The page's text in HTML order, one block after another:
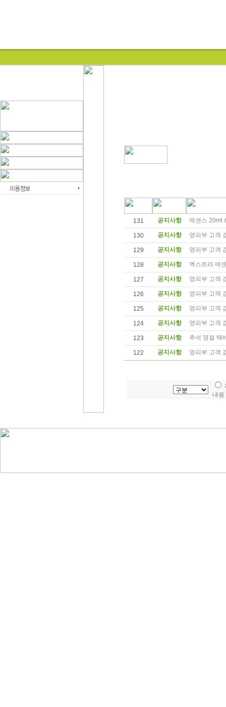
131 공지사항 에센스 20ml
130 공지사항 영피부 고객
129 공지사항 영피부 고객
128 공지사항 엑스트라 에
127 공지사항 영피부 고객
126 공지사항 영피부 고객
125 공지사항 영피부 고객
124 공지사항 영피부 고객
123 공지사항 추석 명절 택
122 공지사항 영피부 고객
내용